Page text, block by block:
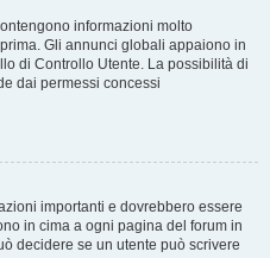
informazioni molto
Gli annunci globali appaiono in
di Controllo Utente. La possibilità di
dai permessi concessi
importanti e dovrebbero essere
in cima a ogni pagina del forum in
decidere se un utente può scrivere